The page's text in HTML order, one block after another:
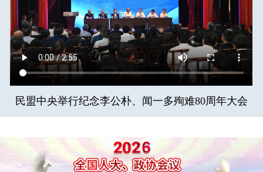
民盟中央举行纪念李公朴、闻一多殉难80周年大会